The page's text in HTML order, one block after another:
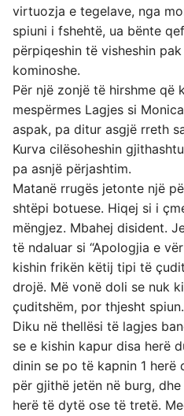
virtuozja e tegelave, nga
spiuni i fshehtë, ua bënte
përpiqeshin të visheshin
kominoshe.
Për një zonjë të hirshme që
mespërmes Lagjes si
aspak, pa ditur asgjë rreth
Kurva cilësoheshin
pa asnjë përjashtim.
Matanë rrugës jetonte një
shtëpi botuese. Hiqej si i
mëngjez. Mbahej disident.
të ndaluar si “Apologjia e
kishin frikën këtij tipi të
drojë. Më vonë doli se nuk
çuditshëm, por thjesht spiun.
Diku në thellësi të lagjes
se e kishin kapur disa herë
dinin se po të kapnin 1 herë
për gjithë jetën në burg,
herë të dytë ose të tretë.